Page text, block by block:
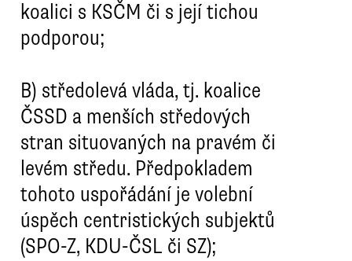
koalici s KSČM či s její tichou
podporou;
B) středolevá vláda, tj. koalice
ČSSD a menších středových
stran situovaných na pravém či
levém středu. Předpokladem
tohoto uspořádání je volební
úspěch centristických subjektů
(SPO-Z, KDU-ČSL či SZ);